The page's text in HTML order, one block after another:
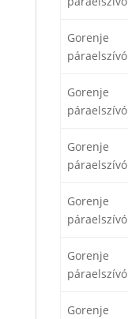
Gorenje
páraelszívó
Gorenje
páraelszívó
Gorenje
páraelszívó
Gorenje
páraelszívó
Gorenje
páraelszívó
Gorenje